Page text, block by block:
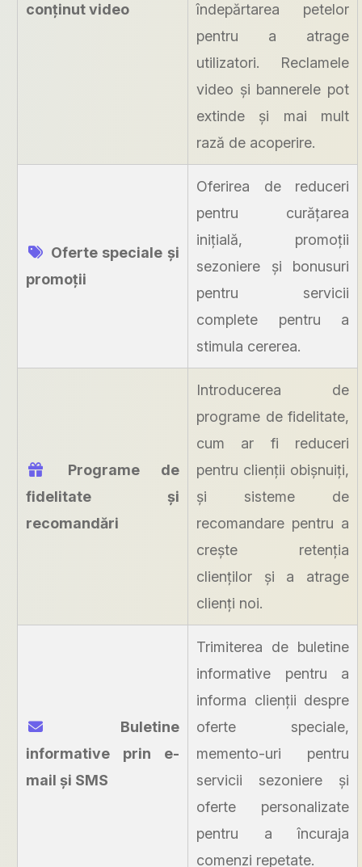
conținut video
îndepărtarea petelor
pentru a atrage
utilizatori. Reclamele
video și bannerele pot
extinde și mai mult
rază de acoperire.
Oferte speciale și
promoții
Oferirea de reduceri
pentru curățarea
inițială, promoții
sezoniere și bonusuri
pentru servicii
complete pentru a
stimula cererea.
Programe de
fidelitate și
recomandări
Introducerea de
programe de fidelitate,
cum ar fi reduceri
pentru clienții obișnuiți,
și sisteme de
recomandare pentru a
crește retenția
clienților și a atrage
clienți noi.
Buletine
informative prin e-
mail și SMS
Trimiterea de buletine
informative pentru a
informa clienții despre
oferte speciale,
memento-uri pentru
servicii sezoniere și
oferte personalizate
pentru a încuraja
comenzi repetate.